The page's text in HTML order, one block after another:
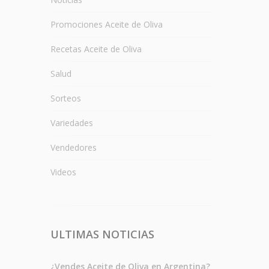
Promociones Aceite de Oliva
Recetas Aceite de Oliva
Salud
Sorteos
Variedades
Vendedores
Videos
ULTIMAS NOTICIAS
¿Vendes Aceite de Oliva en Argentina?